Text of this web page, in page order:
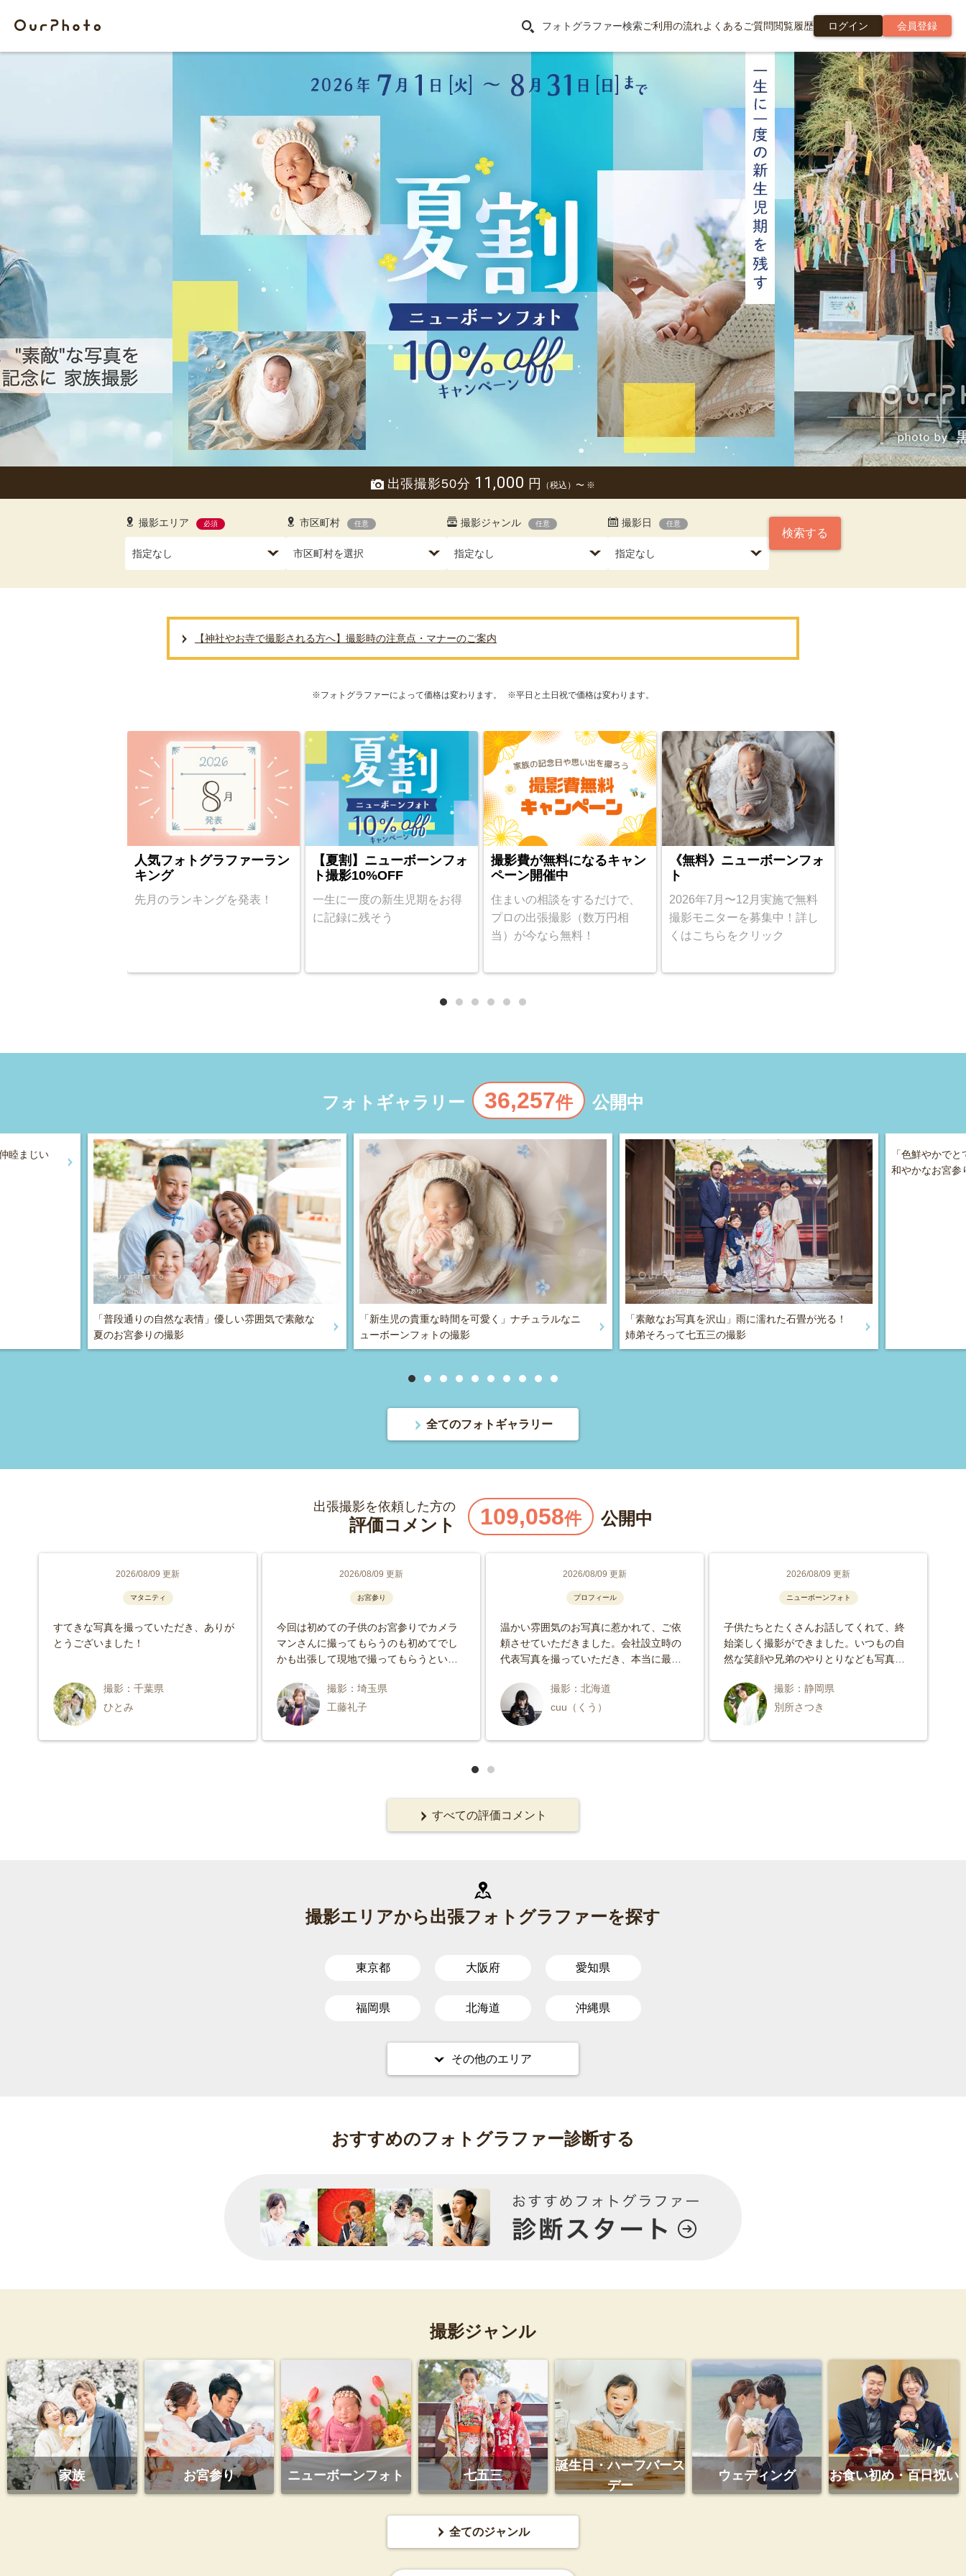
フォトグラファー検索ご利用の流れよくあるご質問閲覧履歴 ログイン 会員登録
出張撮影50分 11,000 円 （税込）〜 ※
撮影エリア 必須 市区町村 任意 撮影ジャンル 任意 撮影日 任意
検索する
【神社やお寺で撮影される方へ】撮影時の注意点・マナーのご案内
※フォトグラファーによって価格は変わります。 ※平日と土日祝で価格は変わります。
人気フォトグラファーラン
キング
先月のランキングを発表！
【夏割】ニューボーンフォ
ト撮影10%OFF
一生に一度の新生児期をお得
に記録に残そう
撮影費が無料になるキャン
ペーン開催中
住まいの相談をするだけで、
プロの出張撮影（数万円相
当）が今なら無料！
《無料》ニューボーンフォ
ト
2026年7月〜12月実施で無料
撮影モニターを募集中！詳し
くはこちらをクリック
フォトギャラリー 36,257件 公開中
睦まじい
「普段通りの自然な表情」優しい雰囲気で素敵な
夏のお宮参りの撮影
「新生児の貴重な時間を可愛く」ナチュラルなニ
ューボーンフォトの撮影
「素敵なお写真を沢山」雨に濡れた石畳が光る！
姉弟そろって七五三の撮影
「色鮮やかで
和やかなお宮参
全てのフォトギャラリー
出張撮影を依頼した方の
評価コメント 109,058件 公開中
2026/08/09 更新
マタニティ
すてきな写真を撮っていただき、ありが
とうございました！
撮影：千葉県
ひとみ
2026/08/09 更新
お宮参り
今回は初めての子供のお宮参りでカメラ
マンさんに撮ってもらうのも初めてでし
かも出張して現地で撮ってもらうという
ましたが結果的に家族の一生の宝物にな
る素敵な写真を撮っていただきました。
撮影中には優しい声掛け、子供への気遣
い、大人にも気配りしていただき自然に
らしい写真を本当にありがとうございま
撮影：埼玉県
工藤礼子
2026/08/09 更新
プロフィール
温かい雰囲気のお写真に惹かれて、ご依
頼させていただきました。会社設立時の
代表写真を撮っていただき、本当に最高
たいと思います。ありがとうございまし
た。
撮影：北海道
cuu（くう）
2026/08/09 更新
ニューボーンフォト
子供たちとたくさんお話してくれて、終
始楽しく撮影ができました。いつもの自
然な笑顔や兄弟のやりとりなども写真に
す。
撮影：静岡県
別所さつき
すべての評価コメント
撮影エリアから出張フォトグラファーを探す
東京都 大阪府 愛知県
福岡県 北海道 沖縄県
その他のエリア
おすすめのフォトグラファー診断する
撮影ジャンル
家族 お宮参り ニューボーンフォト 七五三
誕生日・ハーフバース
デー
ウェディング お食い初め・百日祝い
全てのジャンル